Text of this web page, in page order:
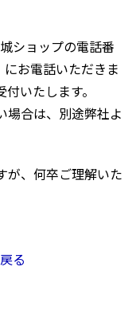
ショップの電話番
お電話いただきま
いたします。
場合は、別途弊社よ
が、何卒ご理解いた
る